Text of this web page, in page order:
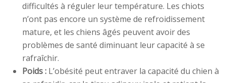
difficultés à réguler leur température. Les chiots
n’ont pas encore un système de refroidissement
mature, et les chiens âgés peuvent avoir des
problèmes de santé diminuant leur capacité à se
rafraîchir.
Poids : L’obésité peut entraver la capacité du chien à